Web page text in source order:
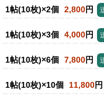
1帖(10枚)×2個 2,800円
1帖(10枚)×3個 4,000円
1帖(10枚)×6個 7,800円
1帖(10枚)×10個 11,800円